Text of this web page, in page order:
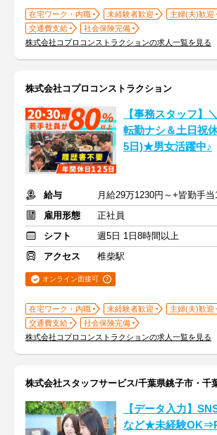
在宅ワーク・内職 未経験者歓迎
主婦(夫)歓迎
交通費支給
社会保険完備
株式会社コプロコンストラクションの求人一覧を見る
株式会社コプロコンストラクション
【事務スタッフ】
転勤ナシ＆土日祝
5日)★男女活躍中♪
給与
月給29万1230円～+皆勤手当
雇用形態
正社員
シフト
週5日 1日8時間以上
アクセス
椎柴駅
オンライン面接可
在宅ワーク・内職 未経験者歓迎
主婦(夫)歓迎
交通費支給
社会保険完備
株式会社コプロコンストラクションの求人一覧を見る
株式会社スタッフサービス/千葉県銚子市・千
【データ入力】
など★未経験